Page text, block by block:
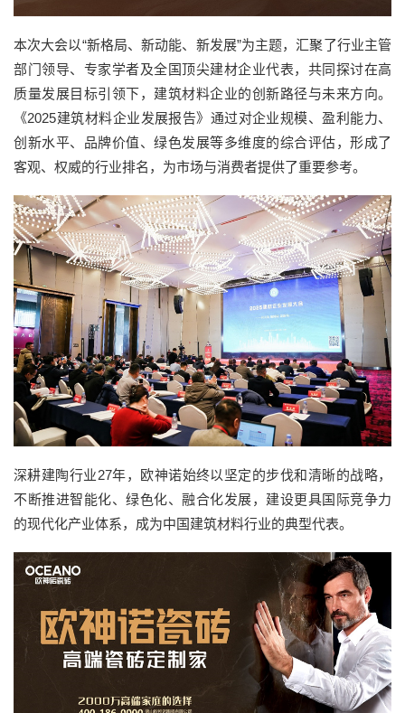
本次大会以“新格局、新动能、新发展”为主题，汇聚了行业主管
部门领导、专家学者及全国顶尖建材企业代表，共同探讨在高
质量发展目标引领下，建筑材料企业的创新路径与未来方向。
《2025建筑材料企业发展报告》通过对企业规模、盈利能力、
创新水平、品牌价值、绿色发展等多维度的综合评估，形成了
客观、权威的行业排名，为市场与消费者提供了重要参考。
深耕建陶行业27年，欧神诺始终以坚定的步伐和清晰的战略，
不断推进智能化、绿色化、融合化发展，建设更具国际竞争力
的现代化产业体系，成为中国建筑材料行业的典型代表。